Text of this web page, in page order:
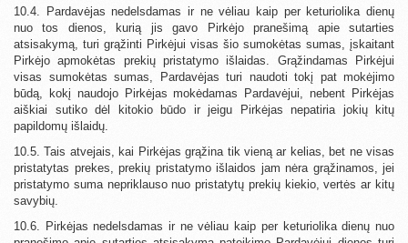
10.4. Pardavėjas nedelsdamas ir ne vėliau kaip per keturiolika dienų
nuo tos dienos, kurią jis gavo Pirkėjo pranešimą apie sutarties
atsisakymą, turi grąžinti Pirkėjui visas šio sumokėtas sumas, įskaitant
Pirkėjo apmokėtas prekių pristatymo išlaidas. Grąžindamas Pirkėjui
visas sumokėtas sumas, Pardavėjas turi naudoti tokį pat mokėjimo
būdą, kokį naudojo Pirkėjas mokėdamas Pardavėjui, nebent Pirkėjas
aiškiai sutiko dėl kitokio būdo ir jeigu Pirkėjas nepatiria jokių kitų
papildomų išlaidų.
10.5. Tais atvejais, kai Pirkėjas grąžina tik vieną ar kelias, bet ne visas
pristatytas prekes, prekių pristatymo išlaidos jam nėra grąžinamos, jei
pristatymo suma nepriklauso nuo pristatytų prekių kiekio, vertės ar kitų
savybių.
10.6. Pirkėjas nedelsdamas ir ne vėliau kaip per keturiolika dienų nuo